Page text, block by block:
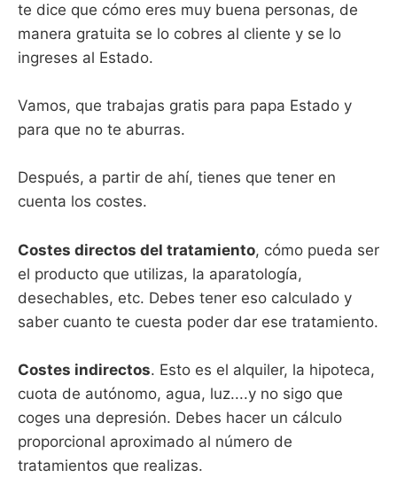
te dice que cómo eres muy buena personas, de
manera gratuita se lo cobres al cliente y se lo
ingreses al Estado.
Vamos, que trabajas gratis para papa Estado y
para que no te aburras.
Después, a partir de ahí, tienes que tener en
cuenta los costes.
Costes directos del tratamiento, cómo pueda ser
el producto que utilizas, la aparatología,
desechables, etc. Debes tener eso calculado y
saber cuanto te cuesta poder dar ese tratamiento.
Costes indirectos. Esto es el alquiler, la hipoteca,
cuota de autónomo, agua, luz....y no sigo que
coges una depresión. Debes hacer un cálculo
proporcional aproximado al número de
tratamientos que realizas.